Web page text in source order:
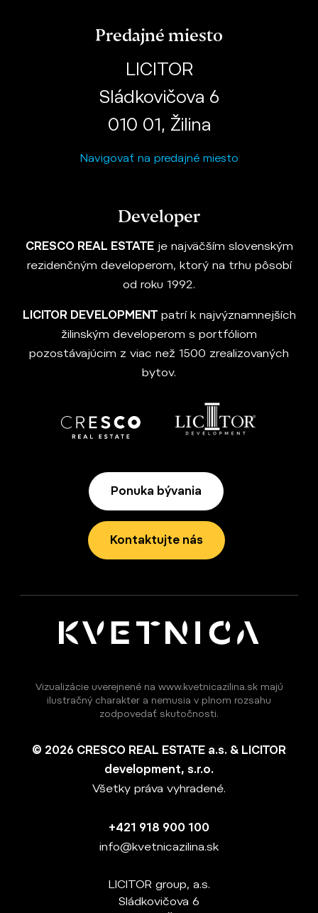
Predajné miesto
LICITOR
Sládkovičova 6
010 01, Žilina
Navigovať na predajné miesto
Developer
CRESCO REAL ESTATEje najväčším slovenským
rezidenčným developerom, ktorý na trhu pôsobí
od roku 1992.
LICITOR DEVELOPMENTpatrí k najvýznamnejších
žilinským developerom s portfóliom
pozostávajúcim z viac než 1500 zrealizovaných
bytov.
Ponuka bývania
Kontaktujte nás
Vizualizácie uverejnené na www.kvetnicazilina.sk majú
ilustračný charakter a nemusia v plnom rozsahu
zodpovedať skutočnosti.
© 2026 CRESCO REAL ESTATE a.s. & LICITOR
development, s.r.o.
Všetky práva vyhradené.
+421 918 900 100
info@kvetnicazilina.sk
LICITOR group, a.s.
Sládkovičova 6